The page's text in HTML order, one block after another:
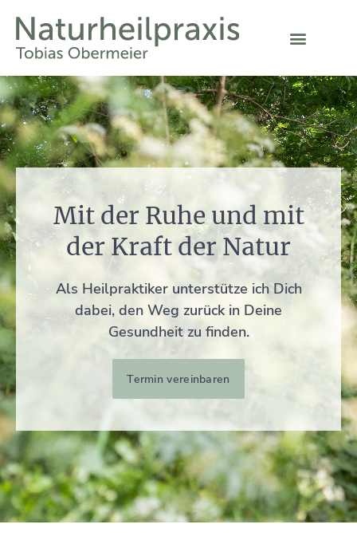
Mit der Ruhe und mit
der Kraft der Natur
Als Heilpraktiker unterstütze ich Dich
dabei, den Weg zurück in Deine
Gesundheit zu finden.
Termin vereinbaren